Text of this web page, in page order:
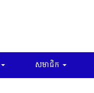
សមាជិក